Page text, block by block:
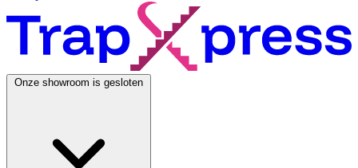
Onze showroom is gesloten